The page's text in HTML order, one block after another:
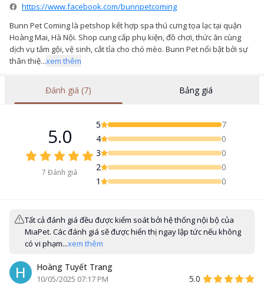
https://www.facebook.com/bunnpetcoming
Bunn Pet Coming là petshop kết hợp spa thú cưng tọa lạc tại quận
Hoàng Mai, Hà Nội. Shop cung cấp phụ kiện, đồ chơi, thức ăn cùng
dịch vụ tắm gội, vệ sinh, cắt tỉa cho chó mèo. Bunn Pet nổi bật bởi sự
thân thiệ...xem thêm
Đánh giá (7) Bảng giá
5.0
7 Đánh giá
5
7
4
0
3
0
2
0
1
0
Tất cả đánh giá đều được kiểm soát bởi hệ thống nội bộ của
MiaPet. Các đánh giá sẽ được hiển thị ngay lập tức nếu không
có vi phạm...xem thêm
H Hoàng Tuyết Trang
10/05/2025 07:17 PM
5.0